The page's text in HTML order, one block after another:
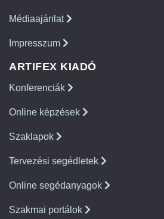
Médiaajánlat
Impresszum
ARTIFEX KIADÓ
Konferenciák
Online képzések
Szaklapok
Tervezési segédletek
Online segédanyagok
Szakmai portálok